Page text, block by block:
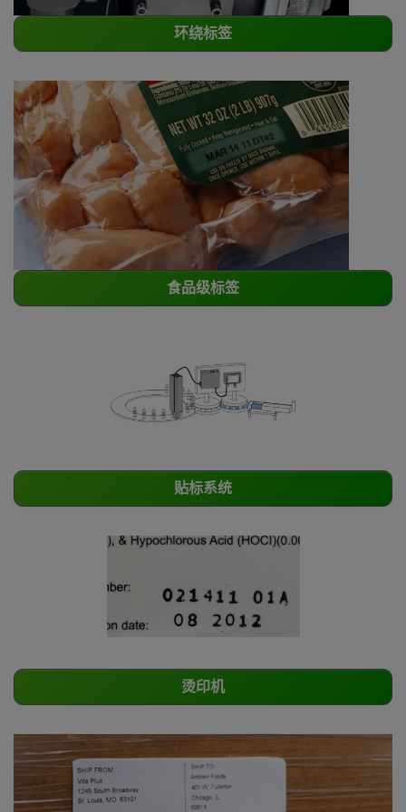
环绕标签
食品级标签
贴标系统
烫印机